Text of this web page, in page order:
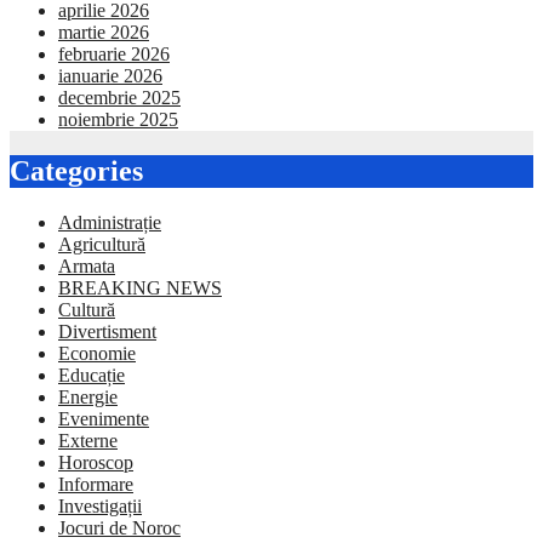
aprilie 2026
martie 2026
februarie 2026
ianuarie 2026
decembrie 2025
noiembrie 2025
Categories
Administrație
Agricultură
Armata
BREAKING NEWS
Cultură
Divertisment
Economie
Educație
Energie
Evenimente
Externe
Horoscop
Informare
Investigații
Jocuri de Noroc